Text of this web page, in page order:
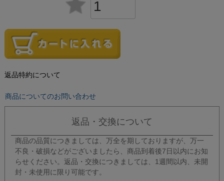
返品特約について
商品についてのお問い合わせ
返品・交換について
商品の品質につきましては、万全を期しておりますが、万一
不良・破損などがございましたら、商品到着後7日以内にお知
らせください。返品・交換につきましては、1週間以内、未開
封・未使用に限り可能です。